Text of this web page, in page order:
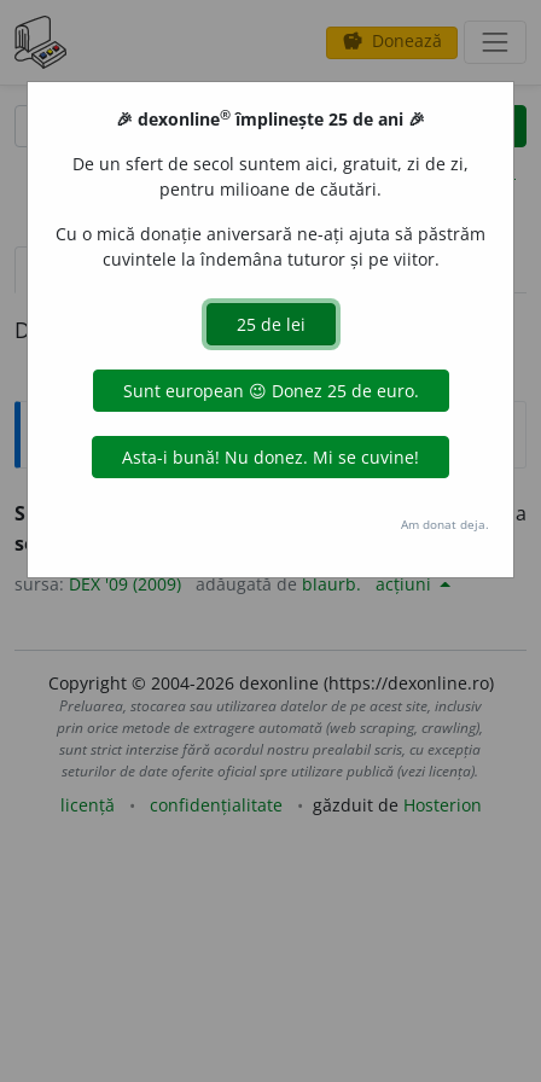
savings Donează
clear
opțiuni
definiții (1) pronunțievolume_up (50)
Definiția cu ID-ul 844329:
Explicative DEX
SOFT
de la
soft
sursa:DEX '09 (2009) adăugată deblaurb. acțiuni
Copyright © 2004-2026 dexonline (https://dexonline.ro)
Preluarea, stocarea sau utilizarea datelor de pe acest site, inclusiv
prin orice metode de extragere automată (web scraping, crawling),
sunt strict interzise fără acordul nostru prealabil scris, cu excepția
seturilor de date oferite oficial spre utilizare publică (vezi licența).
licență confidențialitate găzduit de Hosterion
🎉 dexonline® împlinește 25 de ani 🎉
De un sfert de secol suntem aici, gratuit, zi de zi,
pentru milioane de căutări.
Cu o mică donație aniversară ne-ați ajuta să păstrăm
cuvintele la îndemâna tuturor și pe viitor.
Am donat deja.